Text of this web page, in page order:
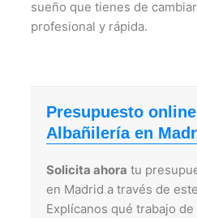
sueño que tienes de
profesional y rápida.
Presupuesto
Albañilería en
Solicita ahora tu
en Madrid a través de
Explícanos qué trabajo